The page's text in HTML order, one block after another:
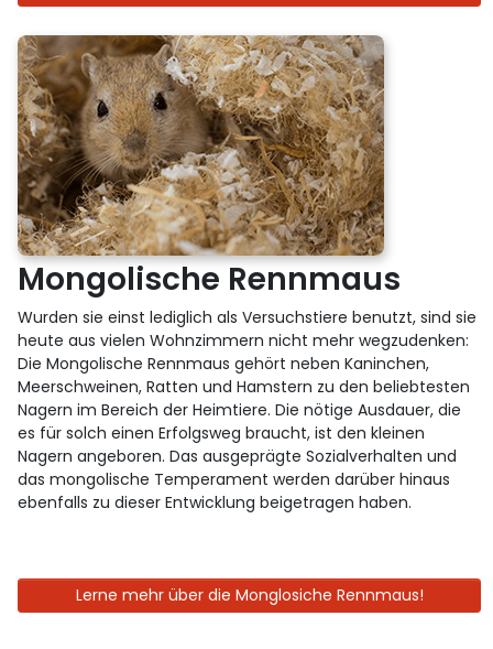
Mongolische Rennmaus
Wurden sie einst lediglich als Versuchstiere benutzt, sind sie
heute aus vielen Wohnzimmern nicht mehr wegzudenken:
Die Mongolische Rennmaus gehört neben Kaninchen,
Meerschweinen, Ratten und Hamstern zu den beliebtesten
Nagern im Bereich der Heimtiere. Die nötige Ausdauer, die
es für solch einen Erfolgsweg braucht, ist den kleinen
Nagern angeboren. Das ausgeprägte Sozialverhalten und
das mongolische Temperament werden darüber hinaus
ebenfalls zu dieser Entwicklung beigetragen haben.
Lerne mehr über die Monglosiche Rennmaus!